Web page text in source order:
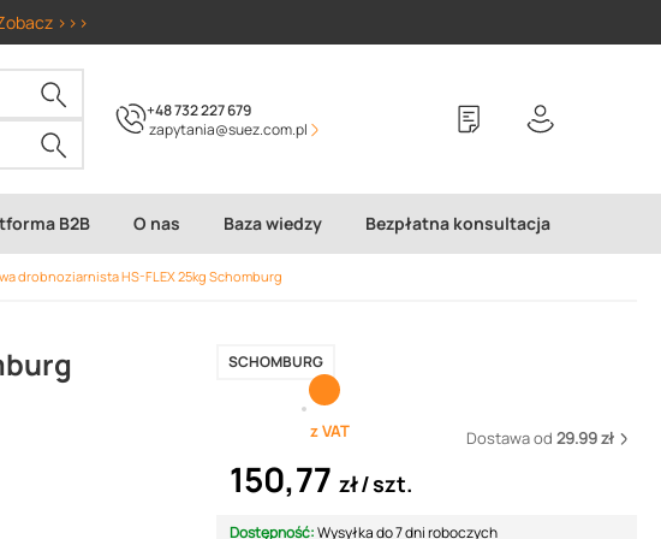
>>>
+48 732 227 679
zapytania@suez.com.pl
B2B O nas Baza wiedzy Bezpłatna konsultacja
drobnoziarnista HS-FLEX 25kg Schomburg
SCHOMBURG
z VAT Dostawa od 29.99 zł
150,77 zł szt.
Dostępność:Wysyłka do 7 dni roboczych